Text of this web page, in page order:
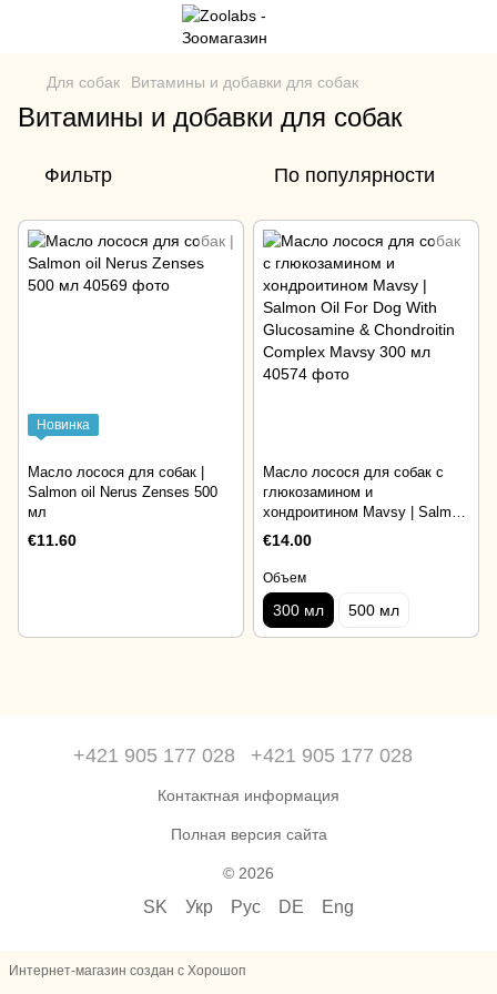
Для собак Витамины и добавки для собак
Витамины и добавки для собак
Фильтр По популярности
Новинка
Масло лосося для собак |
Salmon oil Nerus Zenses 500
мл
€11.60
Масло лосося для собак с
глюкозамином и
хондроитином Mavsy | Salmon
Oil For Dog With Glucosamine
300 мл
€14.00
Объем
300 мл 500 мл
+421 905 177 028 +421 905 177 028
Контактная информация
Полная версия сайта
© 2026
SK Укр Рус DE Eng
Интернет-магазин создан с Хорошоп